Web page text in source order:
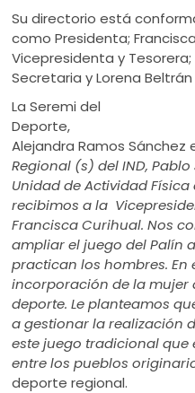
Su directorio está
como Presidenta;
Vicepresidenta y Tesorera;
Secretaria y Lorena
La Seremi del
Deporte,
Alejandra Ramos Sánchez
Regional (s) del IND,
Unidad de Actividad Física
recibimos a la
Francisca Curihual. Nos
ampliar el juego del Palín
practican los hombres. En
incorporación de la mujer
deporte. Le planteamos
a gestionar la realización
este juego tradicional que
entre los pueblos
deporte regional.